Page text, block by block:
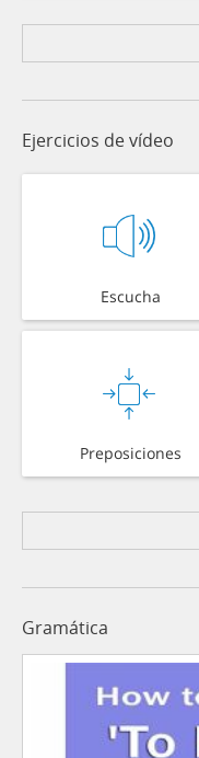
Ejercicios de vídeo
Escucha
Preposiciones
Gramática